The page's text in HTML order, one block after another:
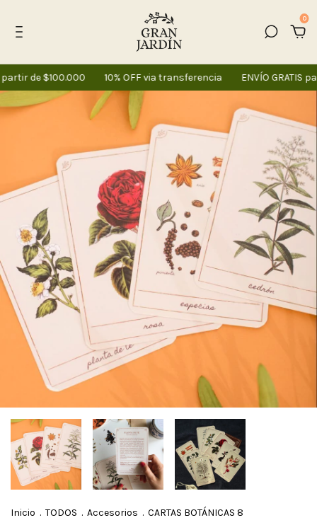
0
de $100.000 10% OFF via transferencia ENVÍO GRATIS
Inicio . TODOS . Accesorios . CARTAS BOTÁNICAS 8